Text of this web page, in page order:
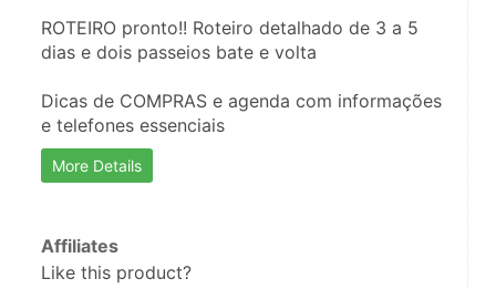
ROTEIRO pronto!! Roteiro detalhado de 3 a 5
dias e dois passeios bate e volta
Dicas de COMPRAS e agenda com informações
e telefones essenciais
More Details
Affiliates
Like this product?